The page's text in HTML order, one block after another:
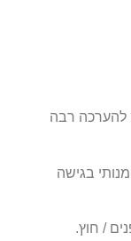
להערכה רבה
בגישה
/ חוץ.